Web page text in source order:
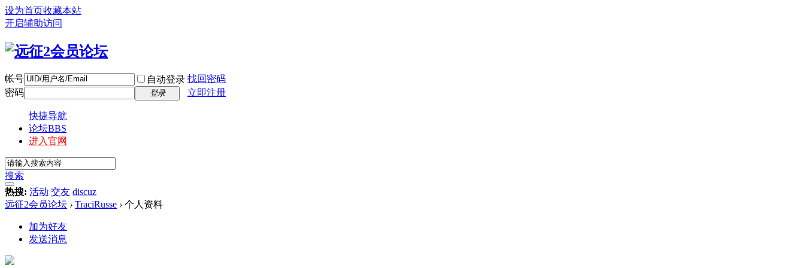
设为首页收藏本站
开启辅助访问
帐号 自动登录 找回密码
密码
登录 立即注册
快捷导航
论坛BBS
进入官网
搜索
热搜: 活动 交友 discuz
远征2会员论坛 › TraciRusse › 个人资料
加为好友
发送消息